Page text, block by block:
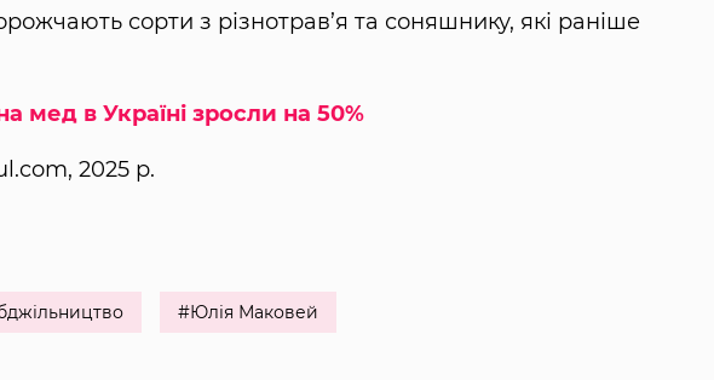
сорти з різнотрав’я та соняшнику, які раніше
мед в Україні зросли на 50%
2025 р.
#Юлія Маковей